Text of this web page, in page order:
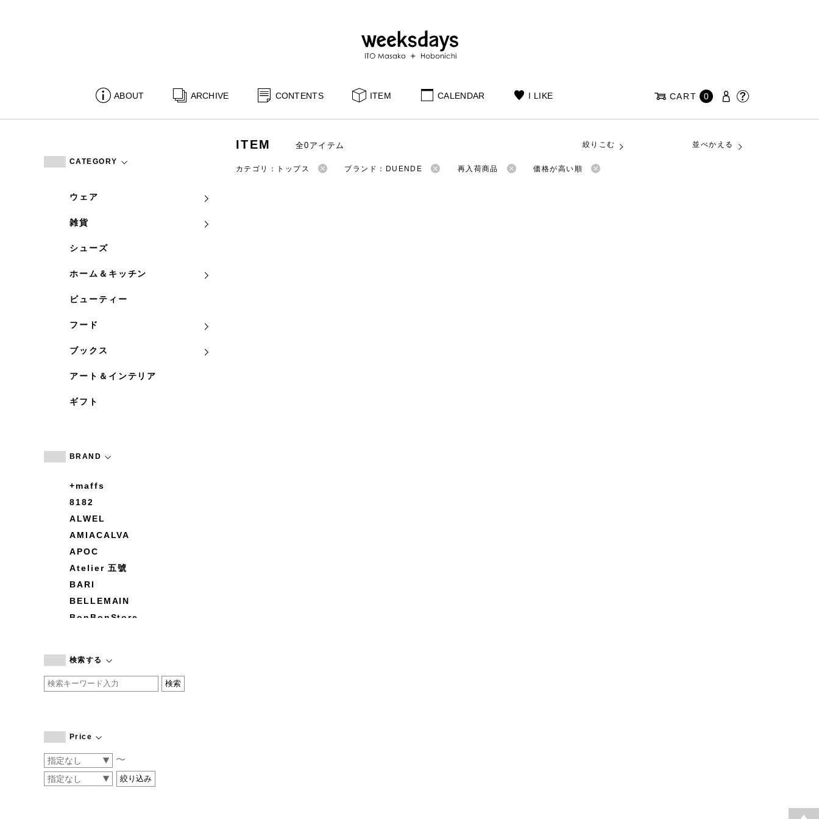
ABOUT ARCHIVE CONTENTS ITEM CALENDAR I LIKE CART 0
CATEGORY
ウェア
雑貨
シューズ
ホーム＆キッチン
ビューティー
フード
ブックス
アート＆インテリア
ギフト
BRAND
+maffs
8182
ALWEL
AMIACALVA
APOC
Atelier 五號
BARI
BELLEMAIN
BonBonStore
by basics
CATWORTH
COGTHEBIGSMOKE
CONVERSE
DEAN & DELUCA
検索する
Price
〜
ITEM 全0アイテム 絞りこむ 並べかえる
カテゴリ：トップス ブランド：DUENDE 再入荷商品 価格が高い順